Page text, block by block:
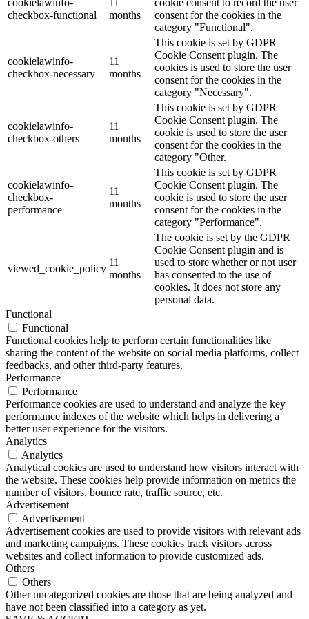
cookielawinfo-
checkbox-functional
months
cookie consent to record the user
consent for the cookies in the
category "Functional".
cookielawinfo-
checkbox-necessary
11
months
This cookie is set by GDPR
Cookie Consent plugin. The
cookies is used to store the user
consent for the cookies in the
category "Necessary".
cookielawinfo-
checkbox-others
11
months
This cookie is set by GDPR
Cookie Consent plugin. The
cookie is used to store the user
consent for the cookies in the
category "Other.
cookielawinfo-
checkbox-
performance
11
months
This cookie is set by GDPR
Cookie Consent plugin. The
cookie is used to store the user
consent for the cookies in the
category "Performance".
viewed_cookie_policy
11
months
The cookie is set by the GDPR
Cookie Consent plugin and is
used to store whether or not user
has consented to the use of
cookies. It does not store any
personal data.
Functional
Functional
Functional cookies help to perform certain functionalities like
sharing the content of the website on social media platforms, collect
feedbacks, and other third-party features.
Performance
Performance
Performance cookies are used to understand and analyze the key
performance indexes of the website which helps in delivering a
better user experience for the visitors.
Analytics
Analytics
Analytical cookies are used to understand how visitors interact with
the website. These cookies help provide information on metrics the
number of visitors, bounce rate, traffic source, etc.
Advertisement
Advertisement
Advertisement cookies are used to provide visitors with relevant ads
and marketing campaigns. These cookies track visitors across
websites and collect information to provide customized ads.
Others
Others
Other uncategorized cookies are those that are being analyzed and
have not been classified into a category as yet.